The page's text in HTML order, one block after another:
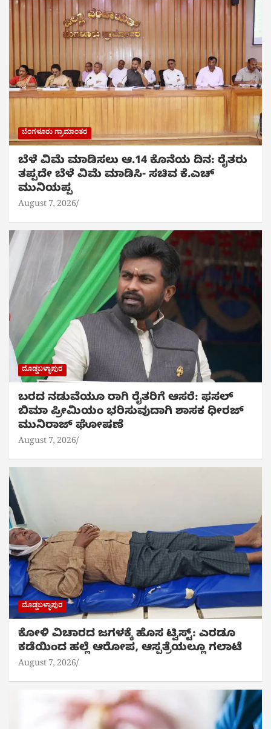
ಬೆಂಗಳೂರು ಗ್ರಾಮಾಂತರ
ಬೆಳೆ ವಿಮೆ ಮಾಡಿಸಲು ಆ.14 ಕೊನೆಯ ದಿನ: ರೈತರು
ತಪ್ಪದೇ ಬೆಳೆ ವಿಮೆ ಮಾಡಿಸಿ- ಸಚಿವ ಕೆ.ಎಚ್
ಮುನಿಯಪ್ಪ
August 7, 2026
ದೊಡ್ಡಬಳ್ಳಾಪುರ
ಬರದ ನಡುವೆಯೂ ರಾಗಿ ರೈತರಿಗೆ ಆಸರೆ: ಫಸಲ್
ಬಿಮಾ ಪ್ರೀಮಿಯಂ ಭರಿಸುವುದಾಗಿ ಶಾಸಕ ಧೀರಜ್
ಮುನಿರಾಜ್ ಘೋಷಣೆ
August 7, 2026
ದೊಡ್ಡಬಳ್ಳಾಪುರ
ಕೋಳಿ ವಿಚಾರದ ಜಗಳಕ್ಕೆ ಹೊಸ ಟ್ವಿಸ್ಟ್: ಎರಡೂ
ಕಡೆಯಿಂದ ಹಲ್ಲೆ ಆರೋಪ, ಆಸ್ಪತ್ರೆಯಲ್ಲೂ ಗಲಾಟೆ
August 7, 2026